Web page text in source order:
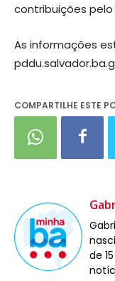
contribuições pelo
As informações
COMPARTILHE ESTE
de